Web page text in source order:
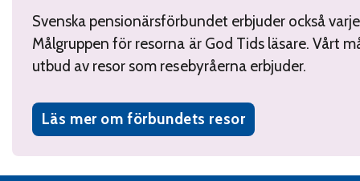
Svenska pensionärsförbundet erbjuder också
Målgruppen för resorna är God Tids läsare. Vårt
utbud av resor som resebyråerna erbjuder.
Läs mer om förbundets resor